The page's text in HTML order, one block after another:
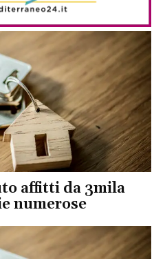
affitti da 3mila
numerose